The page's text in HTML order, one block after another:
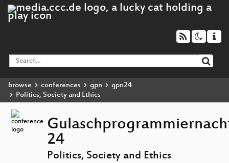
browse conferences gpn
gpn24
Politics, Society and Ethics
24
Politics, Society and Ethics